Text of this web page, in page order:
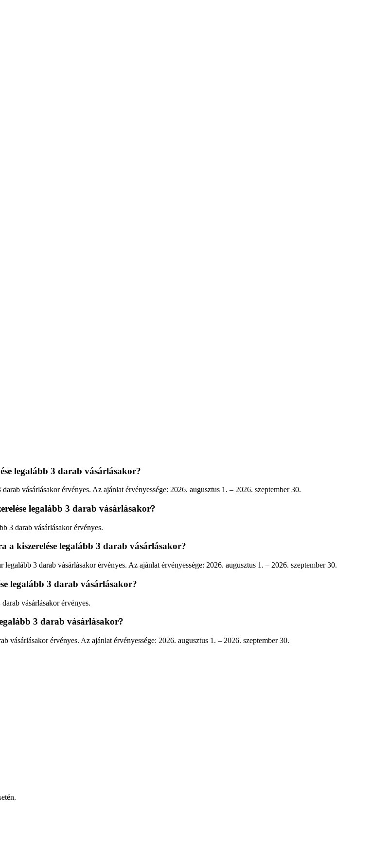
legalább 3 darab vásárlásakor?
vásárlásakor érvényes. Az ajánlat érvényessége: 2026. augusztus 1. – 2026. szeptember 30.
legalább 3 darab vásárlásakor?
3 darab vásárlásakor érvényes.
a kiszerelése legalább 3 darab vásárlásakor?
3 darab vásárlásakor érvényes. Az ajánlat érvényessége: 2026. augusztus 1. – 2026. szeptember 30.
legalább 3 darab vásárlásakor?
vásárlásakor érvényes.
3 darab vásárlásakor?
érvényes. Az ajánlat érvényessége: 2026. augusztus 1. – 2026. szeptember 30.